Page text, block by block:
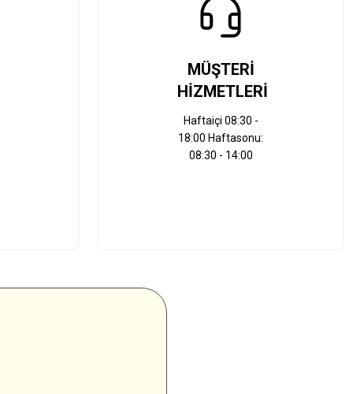
MÜŞTERİ
HİZMETLERİ
Haftaiçi 08:30 -
18:00 Haftasonu:
08:30 - 14:00